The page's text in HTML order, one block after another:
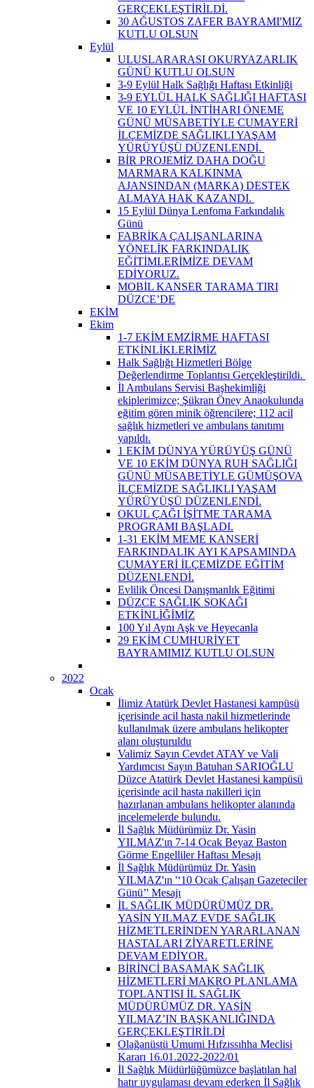
GERÇEKLEŞTİRİLDİ.
30 AĞUSTOS ZAFER BAYRAMI'MIZ
KUTLU OLSUN
Eylül
ULUSLARARASI OKURYAZARLIK
GÜNÜ KUTLU OLSUN
3-9 Eylül Halk Sağlığı Haftası Etkinliği
3-9 EYLÜL HALK SAĞLIĞI HAFTASI
VE 10 EYLÜL İNTİHARI ÖNEME
GÜNÜ MÜSABETİYLE CUMAYERİ
İLÇEMİZDE SAĞLIKLI YAŞAM
YÜRÜYÜŞÜ DÜZENLENDİ. ​
BİR PROJEMİZ DAHA DOĞU
MARMARA KALKINMA
AJANSINDAN (MARKA) DESTEK
ALMAYA HAK KAZANDI. ​
15 Eylül Dünya Lenfoma Farkındalık
Günü
FABRİKA ÇALIŞANLARINA
YÖNELİK FARKINDALIK
EĞİTİMLERİMİZE DEVAM
EDİYORUZ.
MOBİL KANSER TARAMA TIRI
DÜZCE’DE
EKİM
Ekim
1-7 EKİM EMZİRME HAFTASI
ETKİNLİKLERİMİZ
Halk Sağlığı Hizmetleri Bölge
Değerlendirme Toplantısı Gerçekleştirildi. ​
İl Ambulans Servisi Başhekimliği
ekiplerimizce; Şükran Öney Anaokulunda
eğitim gören minik öğrencilere; 112 acil
sağlık hizmetleri ve ambulans tanıtımı
yapıldı.
1 EKİM DÜNYA YÜRÜYÜŞ GÜNÜ
VE 10 EKİM DÜNYA RUH SAĞLIĞI
GÜNÜ MÜSABETİYLE GÜMÜŞOVA
İLÇEMİZDE SAĞLIKLI YAŞAM
YÜRÜYÜŞÜ DÜZENLENDİ.
OKUL ÇAĞI İŞİTME TARAMA
PROGRAMI BAŞLADI.
1-31 EKİM MEME KANSERİ
FARKINDALIK AYI KAPSAMINDA
CUMAYERİ İLÇEMİZDE EĞİTİM
DÜZENLENDİ.
Evlilik Öncesi Danışmanlık Eğitimi
DÜZCE SAĞLIK SOKAĞI
ETKİNLİĞİMİZ
100 Yıl Aynı Aşk ve Heyecanla
29 EKİM CUMHURİYET
BAYRAMIMIZ KUTLU OLSUN
2022
Ocak
İlimiz Atatürk Devlet Hastanesi kampüsü
içerisinde acil hasta nakil hizmetlerinde
kullanılmak üzere ambulans helikopter
alanı oluşturuldu
Valimiz Sayın Cevdet ATAY ve Vali
Yardımcısı Sayın Batuhan SARIOĞLU
Düzce Atatürk Devlet Hastanesi kampüsü
içerisinde acil hasta nakilleri için
hazırlanan ambulans helikopter alanında
incelemelerde bulundu.
İl Sağlık Müdürümüz Dr. Yasin
YILMAZ'ın 7-14 Ocak Beyaz Baston
Görme Engelliler Haftası Mesajı
İl Sağlık Müdürümüz Dr. Yasin
YILMAZ'ın '‘10 Ocak Çalışan Gazeteciler
Günü’' Mesajı
İL SAĞLIK MÜDÜRÜMÜZ DR.
YASİN YILMAZ EVDE SAĞLIK
HİZMETLERİNDEN YARARLANAN
HASTALARI ZİYARETLERİNE
DEVAM EDİYOR.
BİRİNCİ BASAMAK SAĞLIK
HİZMETLERİ MAKRO PLANLAMA
TOPLANTISI İL SAĞLIK
MÜDÜRÜMÜZ DR. YASİN
YILMAZ’IN BAŞKANLIĞINDA
GERÇEKLEŞTİRİLDİ
Olağanüstü Umumi Hıfzıssıhha Meclisi
Kararı 16.01.2022-2022/01
İl Sağlık Müdürlüğümüzce başlatılan hal
hatır uygulaması devam ederken İl Sağlık